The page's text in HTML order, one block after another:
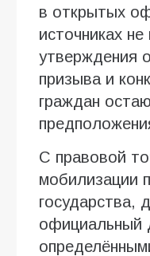
в открытых
источниках
утверждения
призыва и
граждан
С правовой
мобилизации
государства,
официальный